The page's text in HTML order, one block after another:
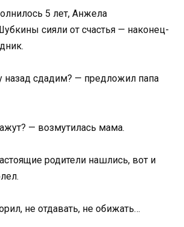
5 лет, Анжела
сияли от счастья — наконец-
сдадим? — предложил папа
— возмутилась мама.
родители нашлись, вот и
не отдавать, не обижать…